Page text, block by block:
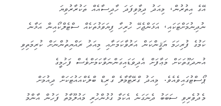
އޭގެ އިތުރުން، މިއަދު ދިމާވިފަދަ ހާދިސާއެއް ތަކުރާރުވިޔަ
ނުދިނުމަށްޓަކައި، އަޅަންޖެހޭ ހުރިހާ ފިޔަވަޅުތަކެއް ސްޓެލްކޯއިން އަޅާނެ
ކަމުގެ ފުރިހަމަ ޔަޤީންކަން އަރުވާކަމަށާއި މިއަދު ރައްޔިތުންނަށް ކުރިމަތިވި
އުނދަގޫތަކަށް މަޢާފަށް އެދިވަޑައިގަންނަވާކަމަށްވެސް ފަހުމީގެ
ޕޯސްޓުގައިވެއެވެ. މިއަދު ގްރޭޓާމާލެ ގްރިޑް ބްލެކްއައުޓަކަށް ދިއުމަށް
މެދުވެރިވި ސަބަބު ދެނަގަނެ އެކަމާ ގުޅުންހުރި މައުލޫމާތު ފަހުން އާންމު